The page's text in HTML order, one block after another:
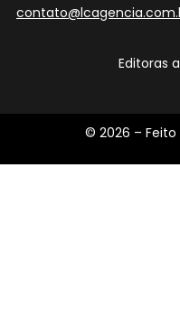
Editoras
© 2026 –